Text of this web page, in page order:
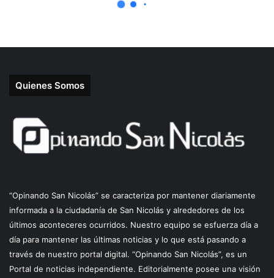
Quienes Somos
“Opinando San Nicolás” se caracteriza por mantener diariamente
informada a la ciudadanía de San Nicolás y alrededores de los
últimos aconteceres ocurridos. Nuestro equipo se esfuerza día a
día para mantener las últimas noticias y lo que está pasando a
través de nuestro portal digital. “Opinando San Nicolás”, es un
Portal de noticias independiente. Editorialmente posee una visión